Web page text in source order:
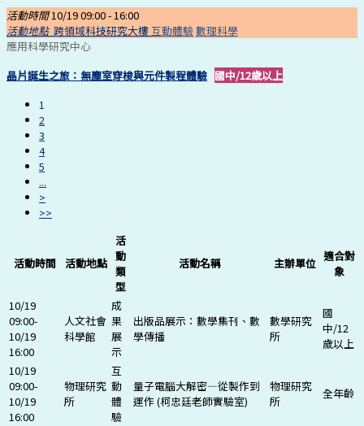
活動時間10/19 09:00 - 16:00
活動地點 跨領域科技研究大樓 互動體驗數理科學
應用科學研究中心
晶片誕生之旅：無塵室穿梭與元件製程體驗 國中/12歲以上
1
2
3
4
5
...
>
>>
活動時間 活動地點
活
動
類
型
活動名稱 主辦單位 適合對
象
10/19
09:00-
10/19
16:00
人文社會
科學館
成
果
展
示
出版品展示：數學集刊、數
學傳播
數學研究
所
國
中/12
歲以上
10/19
09:00-
10/19
16:00
物理研究
所
互
動
體
驗
量子電腦大解密—從製作到
運作 (柯忠廷老師實驗室)
物理研究
所
全年齡